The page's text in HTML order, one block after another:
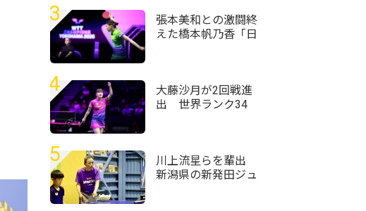
1シードに
3
張本美和との激闘終
えた橋本帆乃香「日
ャンピオンズ横浜
2026＞
4
大藤沙月が2回戦進
出 世界ランク34
ャンピオンズ横浜
2026＞
5
川上流星らを輩出
新潟県の新発田ジュ